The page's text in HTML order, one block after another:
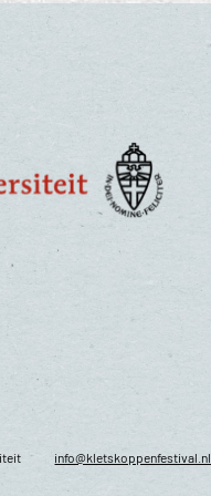
info@kletskoppenfestival.nl